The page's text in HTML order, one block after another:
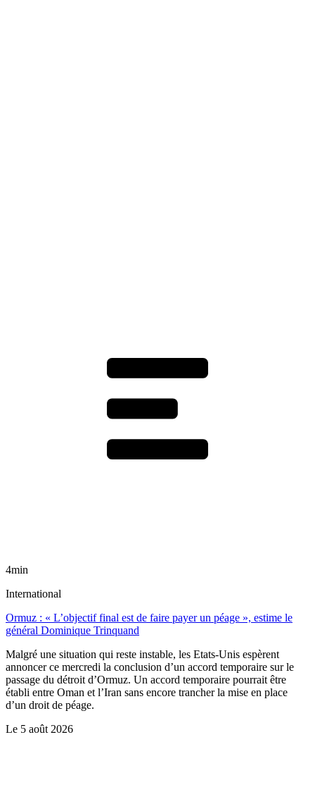
4min
International
Ormuz : « L’objectif final est de faire payer un péage », estime le
général Dominique Trinquand
Malgré une situation qui reste instable, les Etats-Unis espèrent
annoncer ce mercredi la conclusion d’un accord temporaire sur le
passage du détroit d’Ormuz. Un accord temporaire pourrait être
établi entre Oman et l’Iran sans encore trancher la mise en place
d’un droit de péage.
Le 5 août 2026